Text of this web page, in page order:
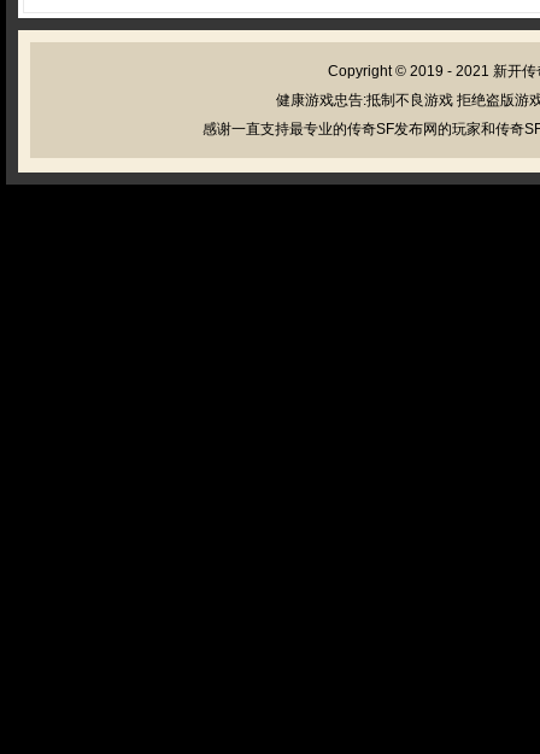
Copyright © 2019 - 2021 新开传
健康游戏忠告:抵制不良游戏 拒绝盗版游
感谢一直支持最专业的传奇SF发布网的玩家和传奇